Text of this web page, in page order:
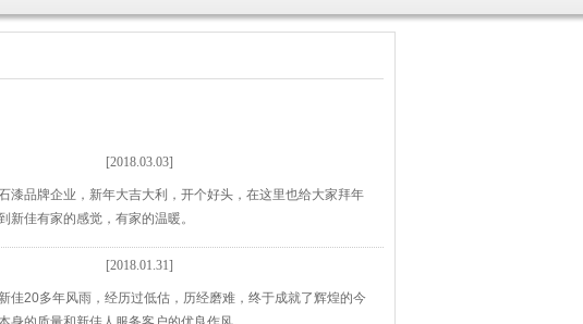
[2018.03.03]
漆品牌企业，新年大吉大利，开个好头，在这里也给大家拜年
佳有家的感觉，有家的温暖。
[2018.01.31]
佳20多年风雨，经历过低估，历经磨难，终于成就了辉煌的今